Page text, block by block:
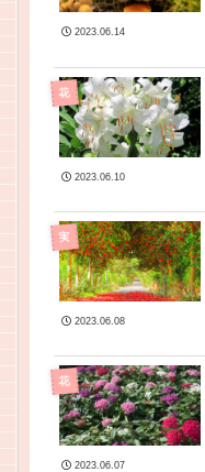
2023.06.14
花
2023.06.10
実
2023.06.08
花
2023.06.07